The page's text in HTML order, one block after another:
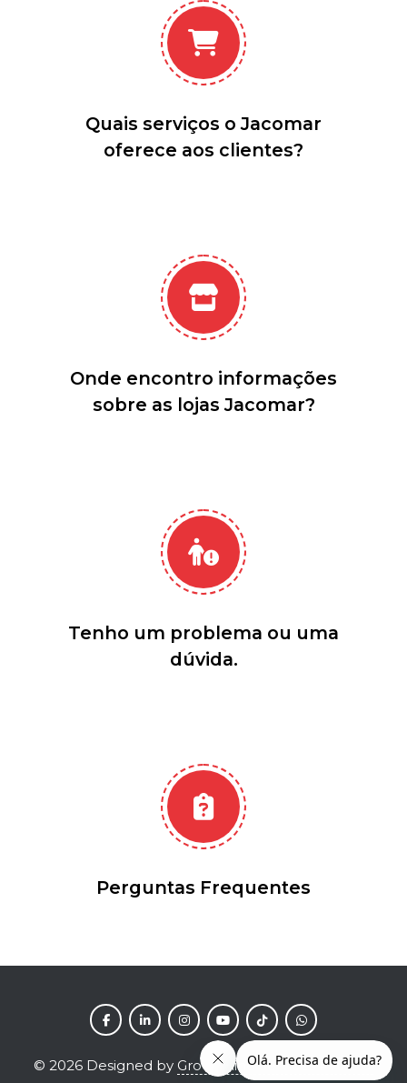
Quais serviços o Jacomar
oferece aos clientes?
Onde encontro informações
sobre as lojas Jacomar?
Tenho um problema ou uma
dúvida.
Perguntas Frequentes
© 2026 Designed by Grow Shine Services Pvt. Ltd.